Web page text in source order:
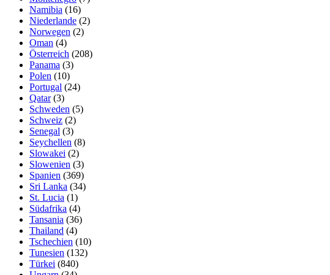
Namibia (16)
Niederlande (2)
Norwegen (2)
Oman (4)
Österreich (208)
Panama (3)
Polen (10)
Portugal (24)
Qatar(3)
Schweden (5)
Schweiz (2)
Senegal (3)
Seychellen (8)
Slowakei (2)
Slowenien (3)
Spanien (369)
Sri Lanka (34)
St. Lucia (1)
Südafrika (4)
Tansania (36)
Thailand (4)
Tschechien (10)
Tunesien (132)
Türkei (840)